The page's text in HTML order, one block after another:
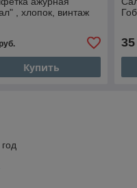
, хлопок, винтаж
Купить
35